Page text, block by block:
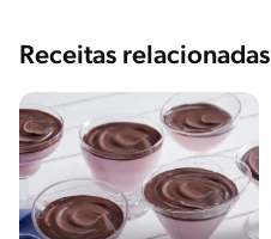
Receitas relacionadas